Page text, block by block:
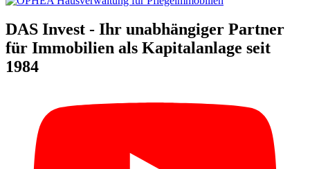
DAS Invest - Ihr unabhängiger Partner
für Immobilien als Kapitalanlage seit
1984